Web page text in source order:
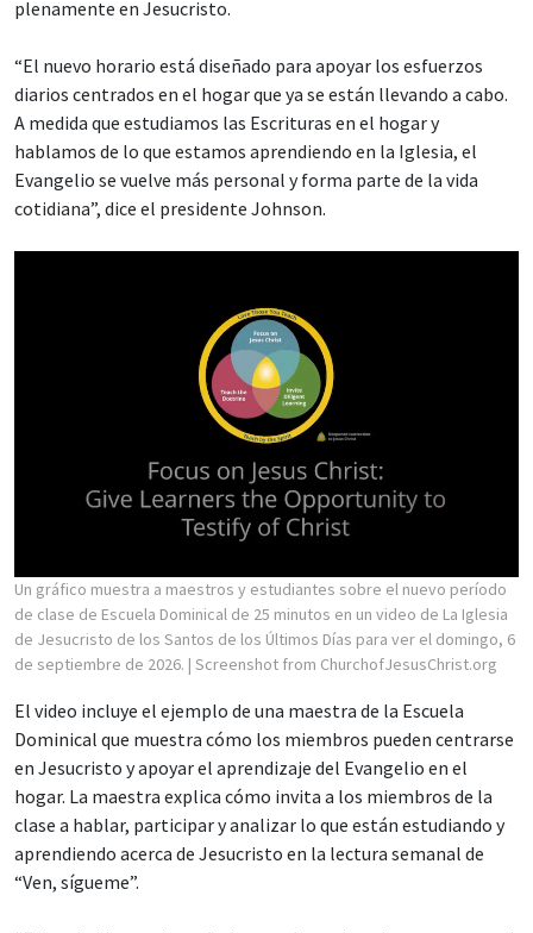
plenamente en Jesucristo.
“El nuevo horario está diseñado para apoyar los esfuerzos
diarios centrados en el hogar que ya se están llevando a cabo.
A medida que estudiamos las Escrituras en el hogar y
hablamos de lo que estamos aprendiendo en la Iglesia, el
Evangelio se vuelve más personal y forma parte de la vida
cotidiana”, dice el presidente Johnson.
Un gráfico muestra a maestros y estudiantes sobre el nuevo período
de clase de Escuela Dominical de 25 minutos en un video de La Iglesia
de Jesucristo de los Santos de los Últimos Días para ver el domingo, 6
de septiembre de 2026. | Screenshot from ChurchofJesusChrist.org
El video incluye el ejemplo de una maestra de la Escuela
Dominical que muestra cómo los miembros pueden centrarse
en Jesucristo y apoyar el aprendizaje del Evangelio en el
hogar. La maestra explica cómo invita a los miembros de la
clase a hablar, participar y analizar lo que están estudiando y
aprendiendo acerca de Jesucristo en la lectura semanal de
“Ven, sígueme”.